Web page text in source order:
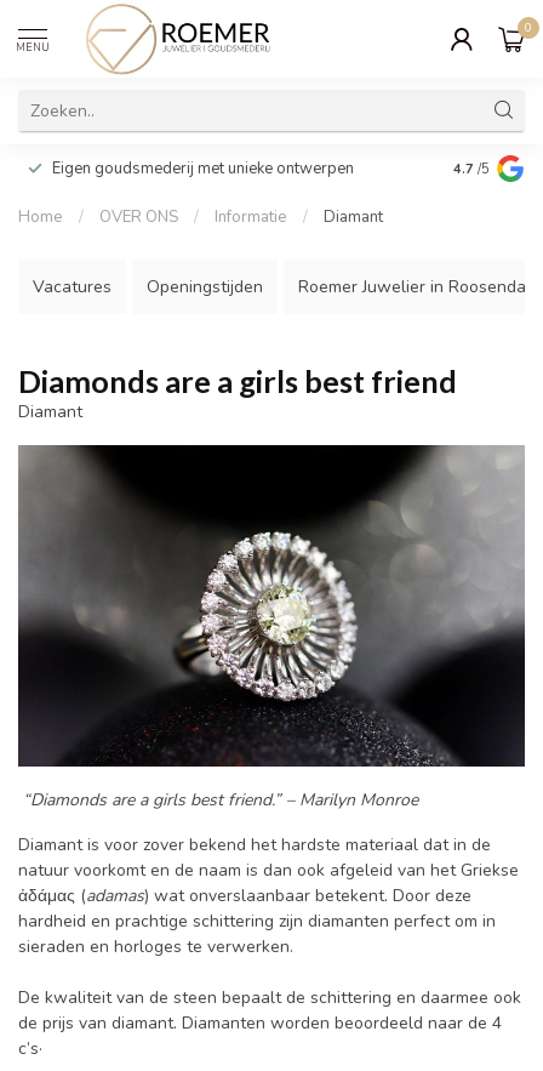
MENU
0
Eigen goudsmederij met unieke ontwerpen Wij
cadeau
4.7 /5
Home / OVER ONS / Informatie / Diamant
Vacatures Openingstijden Roemer Juwelier in Roosendaal
Diamonds are a girls best friend
Diamant
“Diamonds are a girls best friend.” – Marilyn Monroe
Diamant is voor zover bekend het hardste materiaal dat in de
natuur voorkomt en de naam is dan ook afgeleid van het Griekse
ἀδάμας (adamas) wat onverslaanbaar betekent. Door deze
hardheid en prachtige schittering zijn diamanten perfect om in
sieraden en horloges te verwerken.
De kwaliteit van de steen bepaalt de schittering en daarmee ook
de prijs van diamant. Diamanten worden beoordeeld naar de 4
c’s·